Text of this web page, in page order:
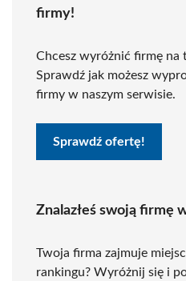
firmy!
Chcesz wyróżnić firmę na
Sprawdź jak możesz
firmy w naszym serwisie.
Sprawdź ofertę!
Znalazłeś swoją firmę
Twoja firma zajmuje
rankingu? Wyróżnij się i